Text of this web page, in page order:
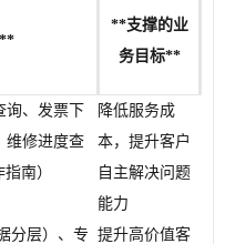
**支撑的业
务目标**
询、发票下
维修进度查
南）
降低服务成
本，提升客户
自主解决问题
能力
分层）、专 提升高价值客